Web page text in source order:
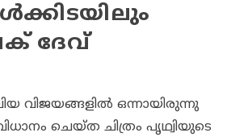
ദേവ്
വിജയങ്ങളിൽ ഒന്നായിരുന്നു
ചെയ്ത ചിത്രം പൃഥ്വിയുടെ